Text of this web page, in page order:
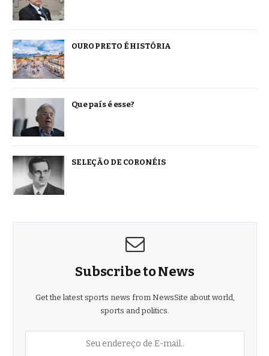
OURO PRETO É HISTÓRIA
Que país é esse?
SELEÇÃO DE CORONÉIS
Subscribe to News
Get the latest sports news from NewsSite about world,
sports and politics.